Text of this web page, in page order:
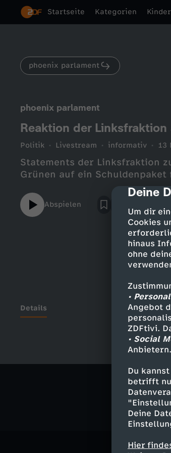
cmp-
Deine
Um dir
Cookies
hinaus
ohne
•
Angebot
ZDFtivi.
• Social
Du
betrifft
Deine
Hier
Startseite Kategorien Kinder
phoenix parlament
phoenix parlament
Reaktion der
Politik Livestream informativ 13
Statements der Linksfraktion
Grünen auf ein
Abspielen
Details